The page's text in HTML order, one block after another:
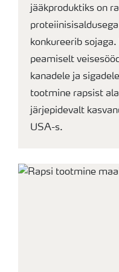
jääkproduktiks on
konkureerib
peamiselt
kanadele ja
tootmine rapsist
järjepidevalt
USA-s.